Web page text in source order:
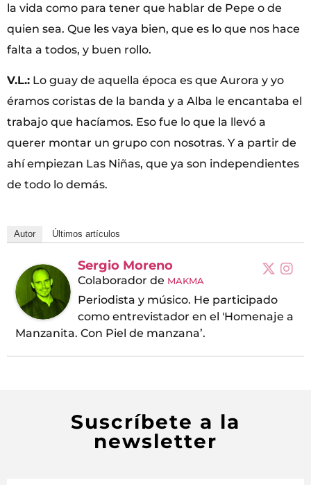
la vida como para tener que hablar de Pepe o de
quien sea. Que les vaya bien, que es lo que nos hace
falta a todos, y buen rollo.
V.L.: Lo guay de aquella época es que Aurora y yo
éramos coristas de la banda y a Alba le encantaba el
trabajo que hacíamos. Eso fue lo que la llevó a
querer montar un grupo con nosotras. Y a partir de
ahí empiezan Las Niñas, que ya son independientes
de todo lo demás.
Autor Últimos artículos
Sergio Moreno
Colaborador de MAKMA
Periodista y músico. He participado
como entrevistador en el 'Homenaje a
Manzanita. Con Piel de manzana’.
Suscríbete a la
newsletter